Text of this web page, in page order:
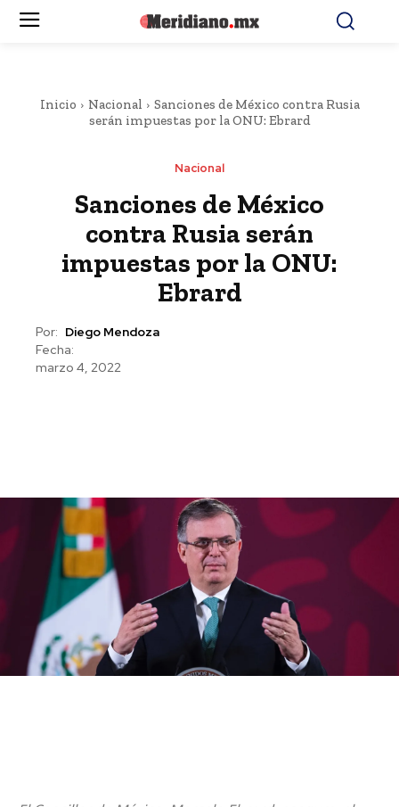
Inicio Nacional
Sanciones de México contra Rusia
serán impuestas por la ONU: Ebrard
Nacional
Sanciones de México
contra Rusia serán
impuestas por la ONU:
Ebrard
Por: Diego Mendoza
Fecha:
marzo 4, 2022